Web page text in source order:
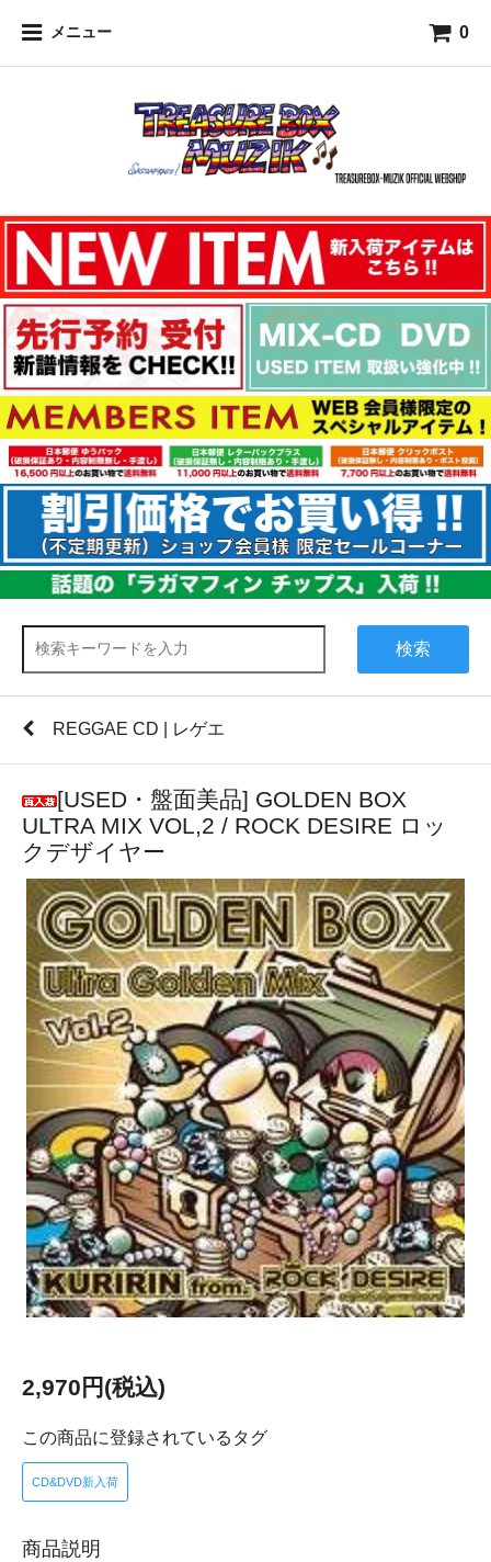
メニュー 0
検索
REGGAE CD | レゲエ
[USED・盤面美品] GOLDEN BOX
ULTRA MIX VOL,2 / ROCK DESIRE ロッ
クデザイヤー
2,970円(税込)
この商品に登録されているタグ
CD&DVD新入荷
商品説明